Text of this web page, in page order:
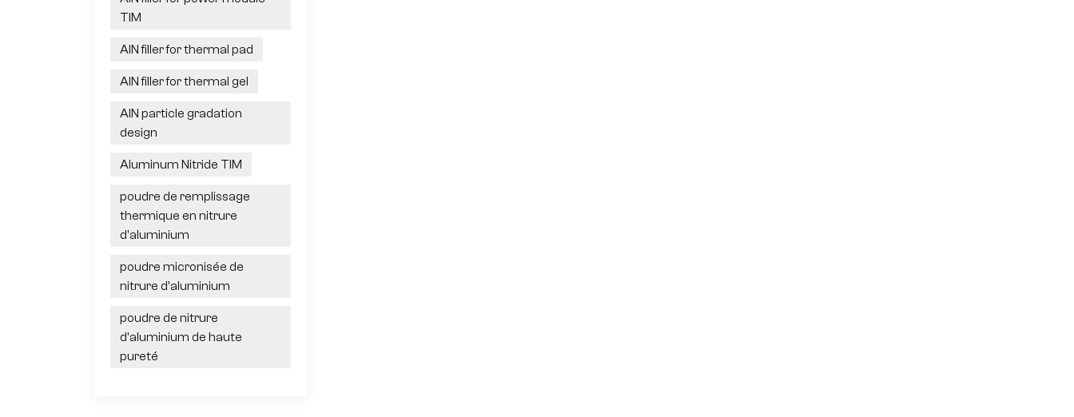
TIM
AlN filler for thermal pad
AlN filler for thermal gel
AlN particle gradation
design
Aluminum Nitride TIM
poudre de remplissage
thermique en nitrure
d'aluminium
poudre micronisée de
nitrure d'aluminium
poudre de nitrure
d'aluminium de haute
pureté